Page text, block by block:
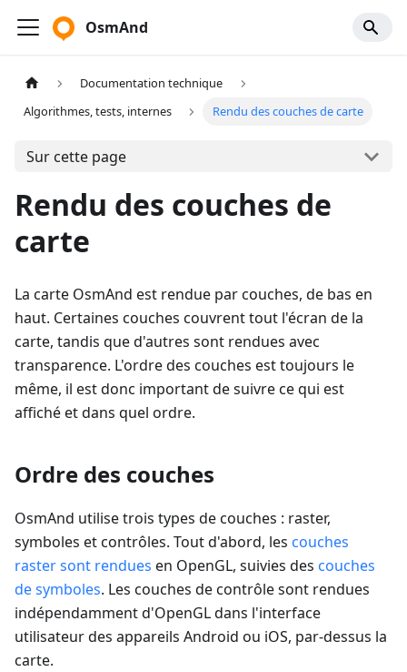
OsmAnd
Documentation technique
Algorithmes, tests, internes
Rendu des couches de carte
Sur cette page
Rendu des couches de
carte
La carte OsmAnd est rendue par couches, de bas en
haut. Certaines couches couvrent tout l'écran de la
carte, tandis que d'autres sont rendues avec
transparence. L'ordre des couches est toujours le
même, il est donc important de suivre ce qui est
affiché et dans quel ordre.
Ordre des couches
OsmAnd utilise trois types de couches : raster,
symboles et contrôles. Tout d'abord, les couches
raster sont rendues en OpenGL, suivies des couches
de symboles. Les couches de contrôle sont rendues
indépendamment d'OpenGL dans l'interface
utilisateur des appareils Android ou iOS, par-dessus la
carte.